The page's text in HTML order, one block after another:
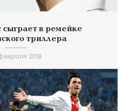
в ремейке
триллера
2018